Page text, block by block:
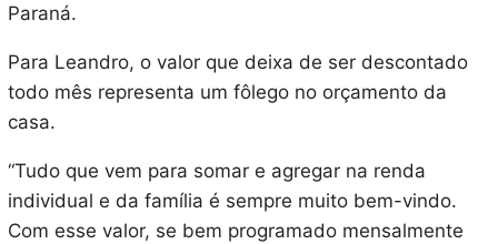
Paraná.
Para Leandro, o valor que deixa de ser descontado
todo mês representa um fôlego no orçamento da
casa.
“Tudo que vem para somar e agregar na renda
individual e da família é sempre muito bem-vindo.
Com esse valor, se bem programado mensalmente